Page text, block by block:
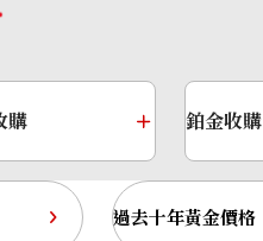
過去十年黃金價格
購 鉑金收購